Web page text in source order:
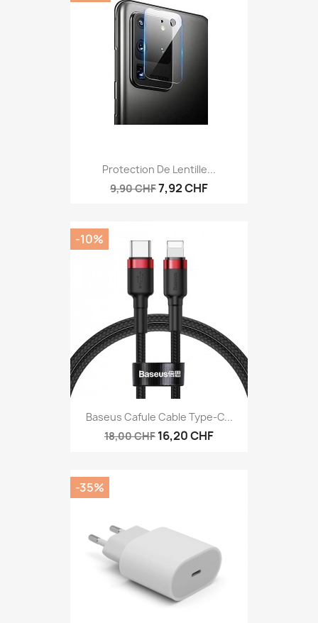
Protection De Lentille...
9,90 CHF7,92 CHF
Baseus Cafule Cable Type-C...
18,00 CHF 16,20 CHF
-10%
-35%